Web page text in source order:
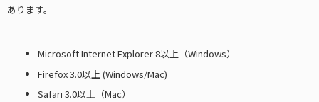
あります。
Microsoft Internet Explorer 8以上（Windows）
Firefox 3.0以上 (Windows/Mac)
Safari 3.0以上（Mac）